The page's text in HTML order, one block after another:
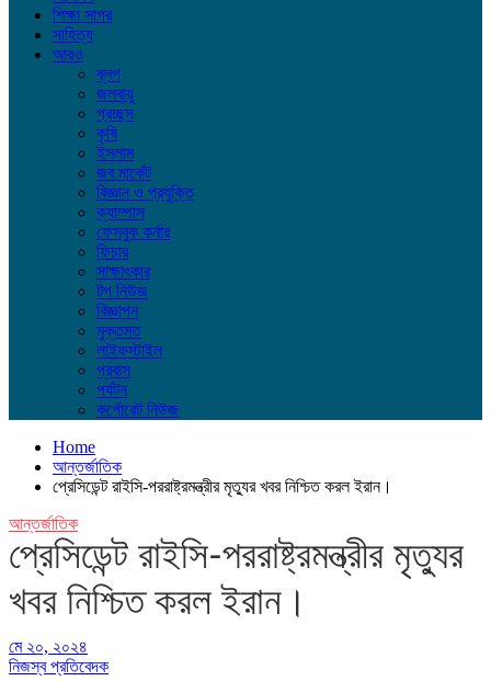
শিক্ষা সাগর
সাহিত্য
আরও
ব্লগ
জলবায়ু
প্রচ্ছদ
কৃষি
ইসলাম
জব মার্কেট
বিজ্ঞান ও প্রযুক্তি
ক্যাম্পাস
ফেসবুক কর্নার
ফিচার
সাক্ষাৎকার
টপ নিউজ
বিজ্ঞাপন
মুক্তমত
লাইফস্টাইল
প্রবাস
পর্যটন
কর্পোরেট নিউজ
Home
আন্তর্জাতিক
প্রেসিডেন্ট রাইসি-পররাষ্ট্রমন্ত্রীর মৃত্যুর খবর নিশ্চিত করল ইরান।
আন্তর্জাতিক
প্রেসিডেন্ট রাইসি-পররাষ্ট্রমন্ত্রীর মৃত্যুর
খবর নিশ্চিত করল ইরান।
মে ২০, ২০২৪
নিজস্ব প্রতিবেদক